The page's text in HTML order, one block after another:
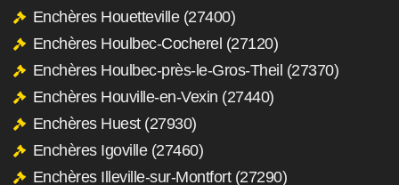
Enchères Houetteville (27400)
Enchères Houlbec-Cocherel (27120)
Enchères Houlbec-près-le-Gros-Theil (27370)
Enchères Houville-en-Vexin (27440)
Enchères Huest (27930)
Enchères Igoville (27460)
Enchères Illeville-sur-Montfort (27290)